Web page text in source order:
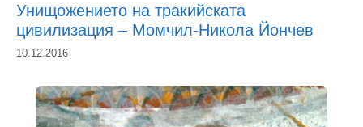
Унищожението на тракийската
цивилизация – Момчил-Никола Йончев
10.12.2016